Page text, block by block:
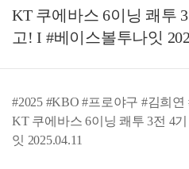
KT 쿠에바스 6이닝 쾌투
고! I #베이스볼투나잇
#2025 #KBO #프로야구 #김희
KT 쿠에바스 6이닝 쾌투 3전 4
잇 2025.04.11